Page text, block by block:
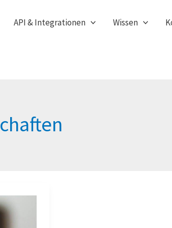
API & Integrationen Wissen